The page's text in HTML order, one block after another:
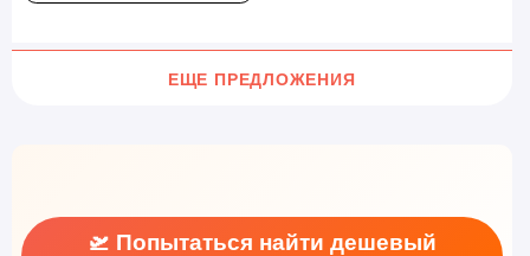
ЕЩЕ ПРЕДЛОЖЕНИЯ
🛫 Попытаться найти дешевый